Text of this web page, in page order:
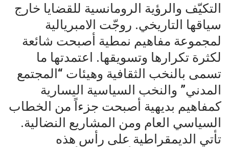
التكيّف والرؤية الرومانسية للقضايا خارج
سياقها التاريخي. روجّت الامبريالية
لمجموعة مفاهيم نمطية أصبحت شائعة
لكثرة تكرارها وتسويقها. اعتمدتها ما
تسمى بالنخب الثقافية وهيئات “المجتمع
المدني” والنخب السياسية اليسارية
كمفاهيم بديهية أصبحت جزءاً من الخطاب
السياسي العام ومن المشاريع النضالية.
تأتي الديمقراطية على رأس هذه